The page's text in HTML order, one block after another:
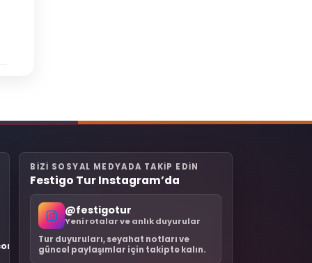
BIZI SOSYAL MEDYADA TAKIP EDIN
Festigo Tur Instagram’da
@festigotur
Yeni rotalar ve anlık duyurular
Tur duyuruları, seyahat notları ve
güncel paylaşımlar için takipte kalın.